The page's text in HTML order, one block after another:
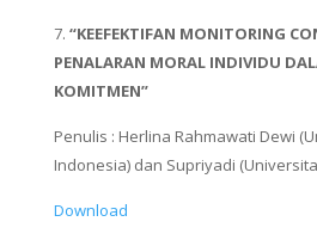
7. “KEEFEKTIFAN MONITORING
PENALARAN MORAL INDIVIDU
KOMITMEN”
Penulis : Herlina Rahmawati Dewi
Indonesia) dan Supriyadi
Download